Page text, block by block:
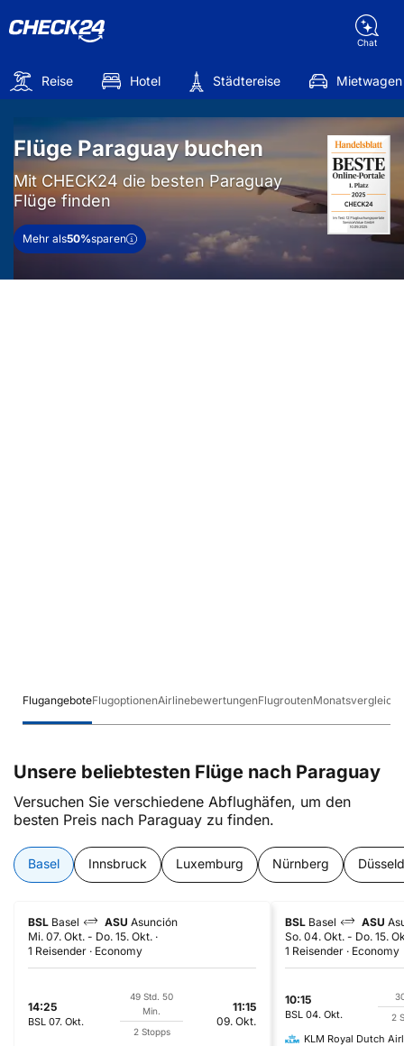
Chat
Reise Hotel Städtereise Mietwagen
Flüge Paraguay buchen
Mit CHECK24 die besten Paraguay
Flüge finden
Mehr als50%sparen
FlugangeboteFlugoptionenAirlinebewertungenFlugroutenMonatsvergleich
Unsere beliebtesten Flüge nach Paraguay
Versuchen Sie verschiedene Abflughäfen, um den
besten Preis nach Paraguay zu finden.
Basel Innsbruck Luxemburg Nürnberg
BSL Basel ASU Asunción
Mi. 07. Okt. - Do. 15. Okt.
1 Reisender
Economy
14:25
BSL 07. Okt.
49 Std. 50
Min.
2 Stopps
11:15
09. Okt.
BSL Basel ASU
So. 04. Okt. - Do. 15.
1 Reisender
Economy
10:15
BSL 04. Okt.
2
KLM Royal Dutch